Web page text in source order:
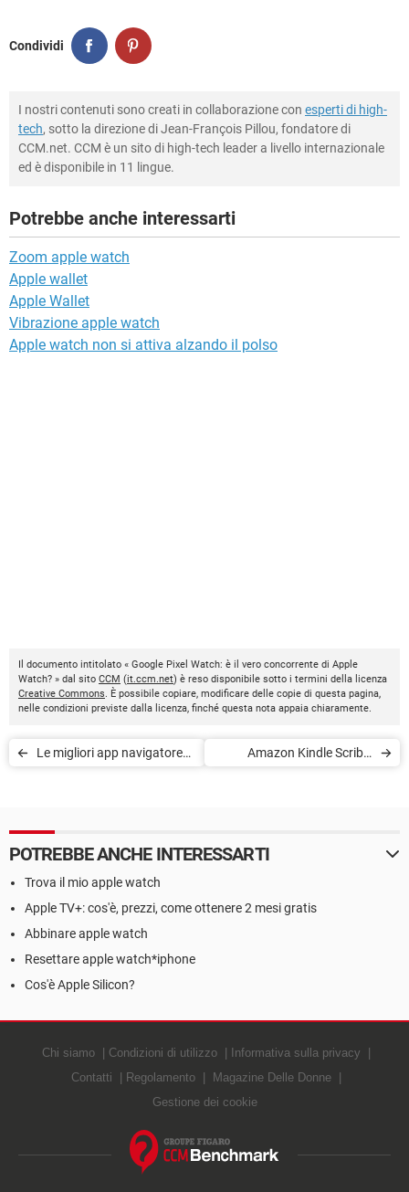
Condividi
I nostri contenuti sono creati in collaborazione con esperti di high-
tech, sotto la direzione di Jean-François Pillou, fondatore di
CCM.net. CCM è un sito di high-tech leader a livello internazionale
ed è disponibile in 11 lingue.
Potrebbe anche interessarti
Zoom apple watch
Apple wallet
Apple Wallet
Vibrazione apple watch
Apple watch non si attiva alzando il polso
Il documento intitolato « Google Pixel Watch: è il vero concorrente di Apple
Watch? » dal sito CCM (it.ccm.net) è reso disponibile sotto i termini della licenza
Creative Commons. È possibile copiare, modificare delle copie di questa pagina,
nelle condizioni previste dalla licenza, finché questa nota appaia chiaramente.
Le migliori app navigatore
Amazon Kindle Scribe:
POTREBBE ANCHE INTERESSARTI
Trova il mio apple watch
Apple TV+: cos'è, prezzi, come ottenere 2 mesi gratis
Abbinare apple watch
Resettare apple watch*iphone
Cos'è Apple Silicon?
Chi siamo Condizioni di utilizzo
Informativa sulla privacy
Contatti
Regolamento
Magazine Delle Donne
Gestione dei cookie